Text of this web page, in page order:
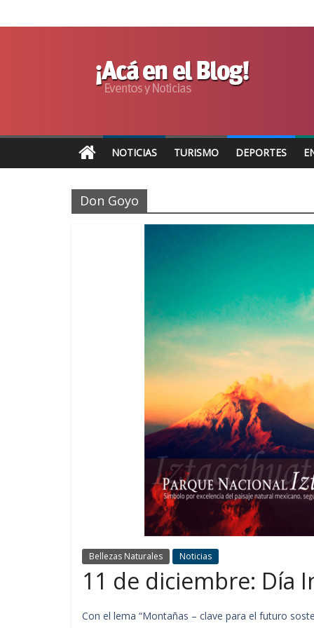
NOTICIAS TURISMO DEPORTES
Don Goyo
Bellezas Naturales Noticias
11 de diciembre: Día
Con el lema “Montañas – clave para el futuro